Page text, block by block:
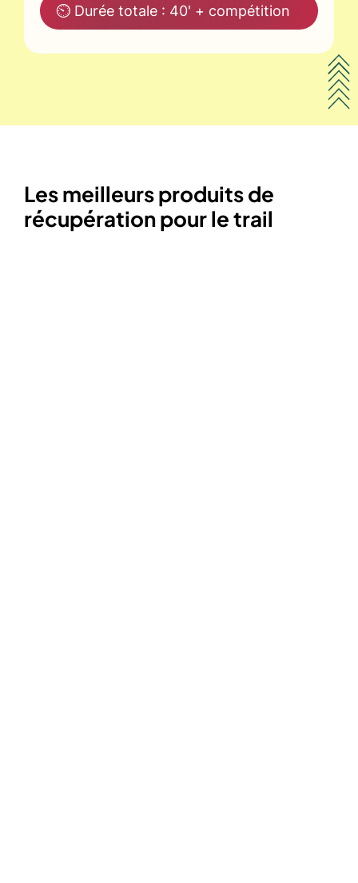
⏲ Durée totale : 40' + compétition
Les meilleurs produits de
récupération pour le trail